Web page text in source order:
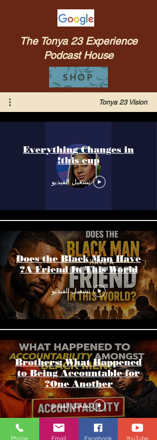
The Tonya 23 Experience
Podcast House
SHOP
Tonya 23 Vision
Everything Changes in
this cup!
تشغيل الفيديو
Does the Black Man Have
A Friend In This World?
تشغيل الفيديو
Brothers: What Happened
to Being Accountable for
One Another?
تشغيل الفيديو
Phone Email Facebook YouTube